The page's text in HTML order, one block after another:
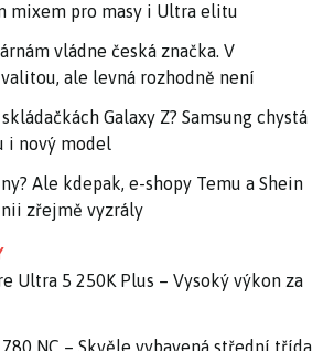
mixem pro masy i Ultra elitu
vládne česká značka. V
ale levná rozhodně není
Galaxy Z? Samsung chystá
i nový model
Ale kdepak, e-shopy Temu a Shein
zřejmě vyzrály
Ultra 5 250K Plus – Vysoký výkon za
780 NC – Skvěle vybavená střední třída